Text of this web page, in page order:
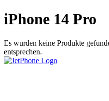
iPhone 14 Pro
Es wurden keine Produkte
entsprechen.